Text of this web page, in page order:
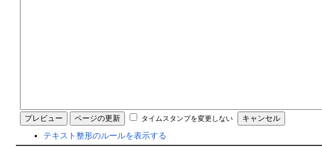
タイムスタンプを変更しない
テキスト整形のルールを表示する